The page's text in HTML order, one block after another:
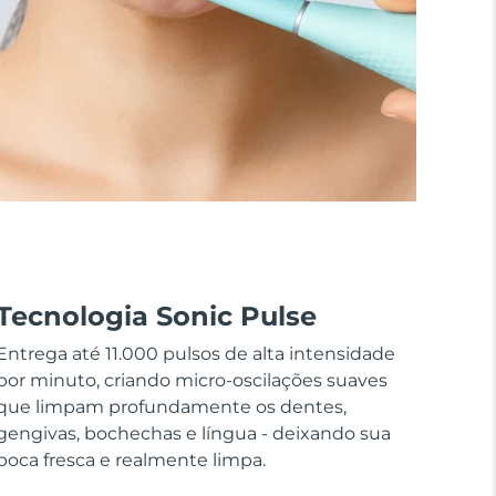
Sonic Pulse
até 11.000 pulsos de alta intensidade
minuto, criando micro-oscilações suaves
limpam profundamente os dentes,
bochechas e língua - deixando sua
fresca e realmente limpa.